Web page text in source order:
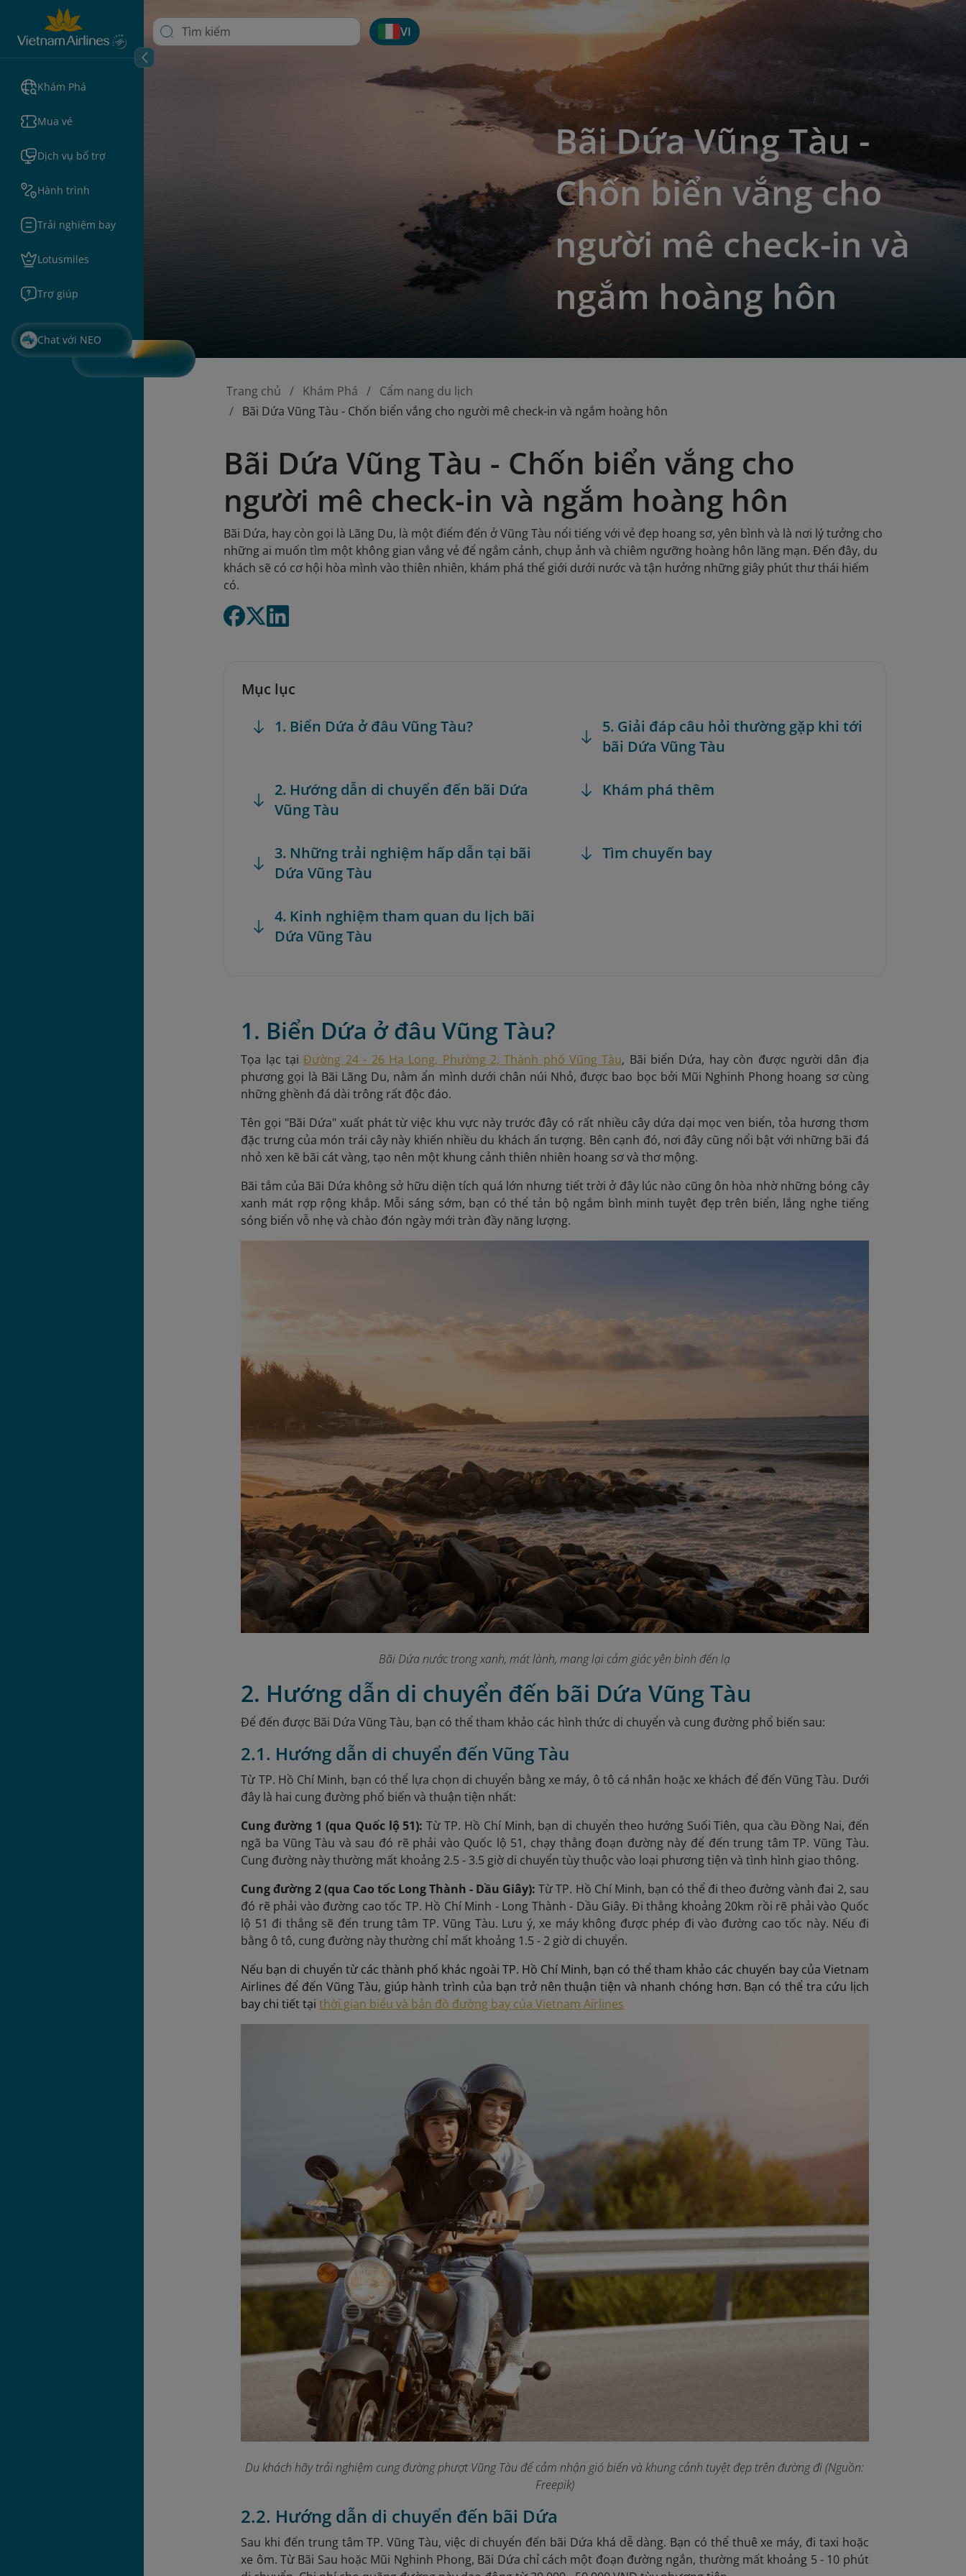
Khám Phá
Mua vé
Dịch vụ bổ trợ
Hành trình
Trải nghiệm bay
Lotusmiles
Trợ giúp
Chat với NEO
VI
Bãi Dứa Vũng Tàu -
Chốn biển vắng cho
người mê check-in và
ngắm hoàng hôn
Trang chủ Khám Phá
Cẩm nang du lịch
Bãi Dứa Vũng Tàu - Chốn biển vắng cho người mê check-in và ngắm hoàng hôn
Bãi Dứa Vũng Tàu - Chốn biển vắng cho
người mê check-in và ngắm hoàng hôn
Bãi Dứa, hay còn gọi là Lãng Du, là một điểm đến ở Vũng Tàu nổi tiếng với vẻ đẹp hoang sơ, yên bình và là nơi lý tưởng cho
những ai muốn tìm một không gian vắng vẻ để ngắm cảnh, chụp ảnh và chiêm ngưỡng hoàng hôn lãng mạn. Đến đây, du
khách sẽ có cơ hội hòa mình vào thiên nhiên, khám phá thế giới dưới nước và tận hưởng những giây phút thư thái hiếm
có.
Mục lục
1. Biển Dứa ở đâu Vũng Tàu?
2. Hướng dẫn di chuyển đến bãi Dứa
Vũng Tàu
3. Những trải nghiệm hấp dẫn tại bãi
Dứa Vũng Tàu
4. Kinh nghiệm tham quan du lịch bãi
Dứa Vũng Tàu
5. Giải đáp câu hỏi thường gặp khi tới
bãi Dứa Vũng Tàu
Khám phá thêm
Tìm chuyến bay
1. Biển Dứa ở đâu Vũng Tàu?
Tọa lạc tạiĐường 24 - 26 Hạ Long, Phường 2, Thành phố Vũng Tàu, Bãi biển Dứa, hay còn được người dân địa
phương gọi là Bãi Lãng Du, nằm ẩn mình dưới chân núi Nhỏ, được bao bọc bởi Mũi Nghinh Phong hoang sơ cùng
những ghềnh đá dài trông rất độc đáo.
Tên gọi "Bãi Dứa" xuất phát từ việc khu vực này trước đây có rất nhiều cây dứa dại mọc ven biển, tỏa hương thơm
đặc trưng của món trái cây này khiến nhiều du khách ấn tượng. Bên cạnh đó, nơi đây cũng nổi bật với những bãi đá
nhỏ xen kẽ bãi cát vàng, tạo nên một khung cảnh thiên nhiên hoang sơ và thơ mộng.
Bãi tắm của Bãi Dứa không sở hữu diện tích quá lớn nhưng tiết trời ở đây lúc nào cũng ôn hòa nhờ những bóng cây
xanh mát rợp rộng khắp. Mỗi sáng sớm, bạn có thể tản bộ ngắm bình minh tuyệt đẹp trên biển, lắng nghe tiếng
sóng biển vỗ nhẹ và chào đón ngày mới tràn đầy năng lượng.
Bãi Dứa nước trong xanh, mát lành, mang lại cảm giác yên bình đến lạ
2. Hướng dẫn di chuyển đến bãi Dứa Vũng Tàu
Để đến được Bãi Dứa Vũng Tàu, bạn có thể tham khảo các hình thức di chuyển và cung đường phổ biến sau:
2.1. Hướng dẫn di chuyển đến Vũng Tàu
Từ TP. Hồ Chí Minh, bạn có thể lựa chọn di chuyển bằng xe máy, ô tô cá nhân hoặc xe khách để đến Vũng Tàu. Dưới
đây là hai cung đường phổ biến và thuận tiện nhất:
Cung đường 1 (qua Quốc lộ 51): Từ TP. Hồ Chí Minh, bạn di chuyển theo hướng Suối Tiên, qua cầu Đồng Nai, đến
ngã ba Vũng Tàu và sau đó rẽ phải vào Quốc lộ 51, chạy thẳng đoạn đường này để đến trung tâm TP. Vũng Tàu.
Cung đường này thường mất khoảng 2.5 - 3.5 giờ di chuyển tùy thuộc vào loại phương tiện và tình hình giao thông.
Cung đường 2 (qua Cao tốc Long Thành - Dầu Giây): Từ TP. Hồ Chí Minh, bạn có thể đi theo đường vành đai 2, sau
đó rẽ phải vào đường cao tốc TP. Hồ Chí Minh - Long Thành - Dầu Giây. Đi thẳng khoảng 20km rồi rẽ phải vào Quốc
lộ 51 đi thẳng sẽ đến trung tâm TP. Vũng Tàu. Lưu ý, xe máy không được phép đi vào đường cao tốc này. Nếu đi
bằng ô tô, cung đường này thường chỉ mất khoảng 1.5 - 2 giờ di chuyển.
Nếu bạn di chuyển từ các thành phố khác ngoài TP. Hồ Chí Minh, bạn có thể tham khảo các chuyến bay của Vietnam
Airlines để đến Vũng Tàu, giúp hành trình của bạn trở nên thuận tiện và nhanh chóng hơn. Bạn có thể tra cứu lịch
bay chi tiết tạithời gian biểu và bản đồ đường bay của Vietnam Airlines
Du khách hãy trải nghiệm cung đường phượt Vũng Tàu để cảm nhận gió biển và khung cảnh tuyệt đẹp trên đường đi (Nguồn:
Freepik)
2.2. Hướng dẫn di chuyển đến bãi Dứa
Sau khi đến trung tâm TP. Vũng Tàu, việc di chuyển đến bãi Dứa khá dễ dàng. Bạn có thể thuê xe máy, đi taxi hoặc
xe ôm. Từ Bãi Sau hoặc Mũi Nghinh Phong, Bãi Dứa chỉ cách một đoạn đường ngắn, thường mất khoảng 5 - 10 phút